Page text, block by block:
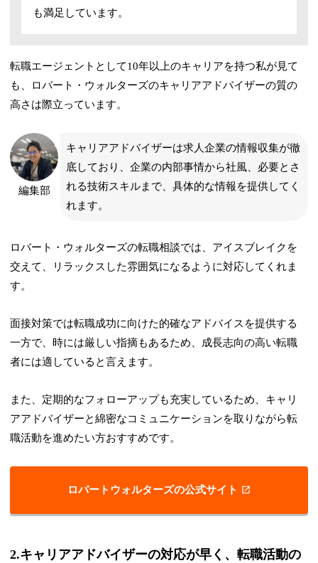
も満足しています。
転職エージェントとして10年以上のキャリアを持つ私が見て
も、ロバート・ウォルターズのキャリアアドバイザーの質の
高さは際立っています。
編集部
キャリアアドバイザーは求人企業の情報収集が徹
底しており、企業の内部事情から社風、必要とさ
れる技術スキルまで、具体的な情報を提供してく
れます。
ロバート・ウォルターズの転職相談では、アイスブレイクを
交えて、リラックスした雰囲気になるように対応してくれま
す。
面接対策では転職成功に向けた的確なアドバイスを提供する
一方で、時には厳しい指摘もあるため、成長志向の高い転職
者には適していると言えます。
また、定期的なフォローアップも充実しているため、キャリ
アアドバイザーと綿密なコミュニケーションを取りながら転
職活動を進めたい方おすすめです。
ロバートウォルターズの公式サイト
2.キャリアアドバイザーの対応が早く、転職活動の